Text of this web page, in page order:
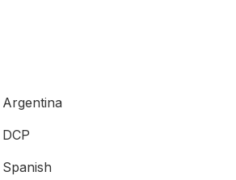
Argentina
DCP
Spanish